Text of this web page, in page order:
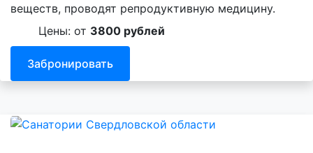
веществ, проводят репродуктивную медицину.
Цены: от 3800 рублей
Забронировать